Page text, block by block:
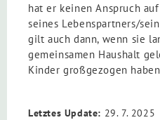
hat er keinen Anspruch
seines Lebenspartners/
gilt auch dann, wenn sie
gemeinsamen Haushalt
Kinder großgezogen
Letztes Update: 29. 7. 2025